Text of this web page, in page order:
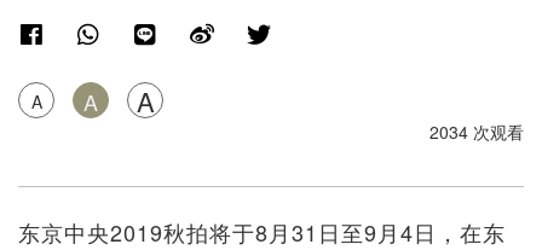
A A A
2034 次观看
东京中央2019秋拍将于8月31日至9月4日，在东